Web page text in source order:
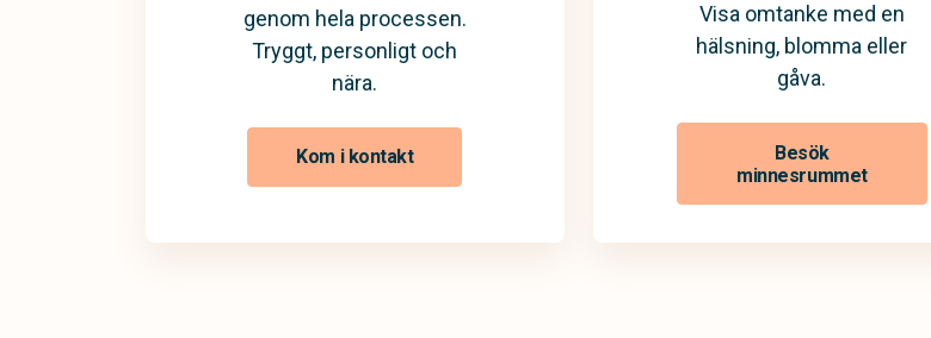
genom hela processen.
Tryggt, personligt och
nära.
Kom i kontakt
Visa omtanke med en
hälsning, blomma eller
gåva.
Besök
minnesrummet